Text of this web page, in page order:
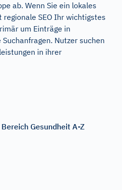
ab. Wenn Sie ein lokales
SEO Ihr wichtigstes
um Einträge in
Nutzer suchen
in ihrer
Gesundheit A-Z